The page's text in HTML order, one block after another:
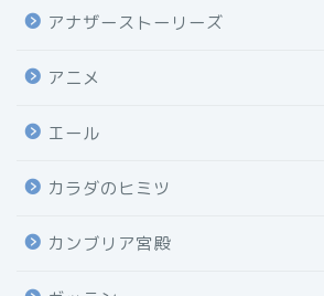
アナザーストーリーズ
アニメ
エール
カラダのヒミツ
カンブリア宮殿